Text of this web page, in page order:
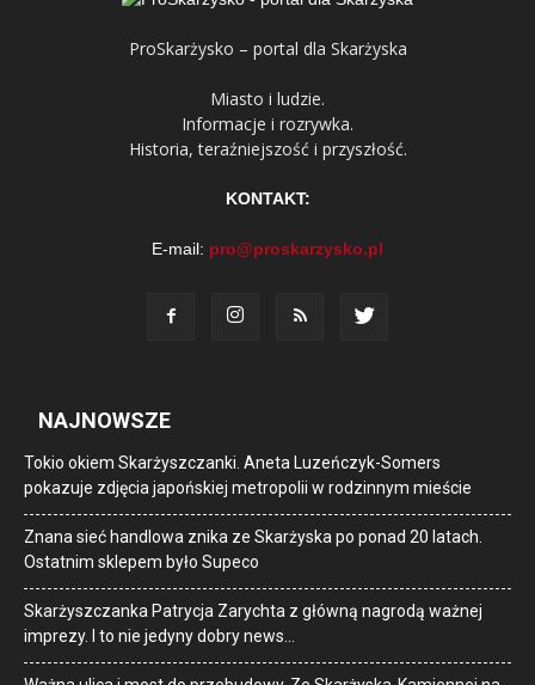
ProSkarżysko – portal dla Skarżyska
Miasto i ludzie.
Informacje i rozrywka.
Historia, teraźniejszość i przyszłość.
KONTAKT:
E-mail: pro@proskarzysko.pl
NAJNOWSZE
Tokio okiem Skarżyszczanki. Aneta Luzeńczyk-Somers
pokazuje zdjęcia japońskiej metropolii w rodzinnym mieście
Znana sieć handlowa znika ze Skarżyska po ponad 20 latach.
Ostatnim sklepem było Supeco
Skarżyszczanka Patrycja Zarychta z główną nagrodą ważnej
imprezy. I to nie jedyny dobry news…